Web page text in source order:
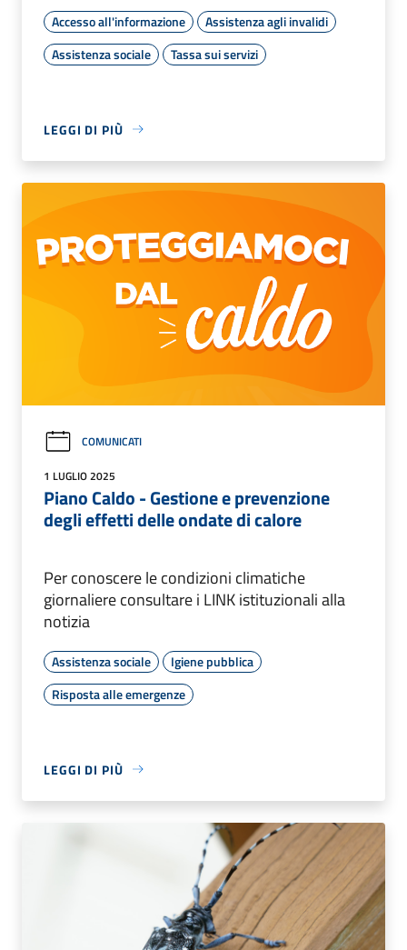
Accesso all'informazione
Assistenza agli invalidi
Assistenza sociale
Tassa sui servizi
LEGGI DI PIÙ
COMUNICATI
1 LUGLIO 2025
Piano Caldo - Gestione e prevenzione
degli effetti delle ondate di calore
Per conoscere le condizioni climatiche
giornaliere consultare i LINK istituzionali alla
notizia
Assistenza sociale
Igiene pubblica
Risposta alle emergenze
LEGGI DI PIÙ